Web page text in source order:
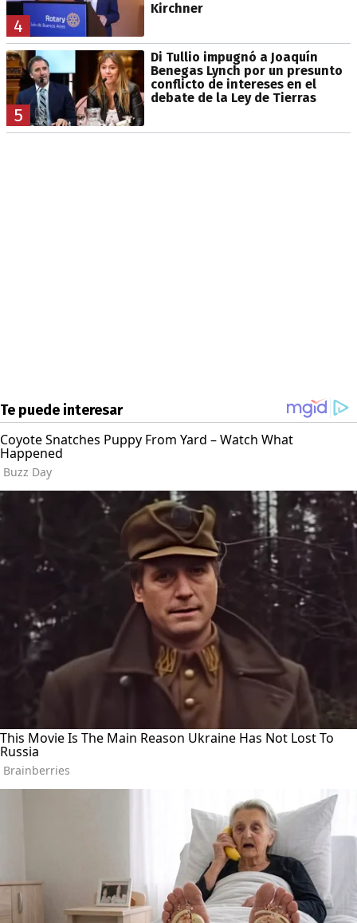
4
Kirchner
5
Di Tullio impugnó a Joaquín
Benegas Lynch por un presunto
conflicto de intereses en el
debate de la Ley de Tierras